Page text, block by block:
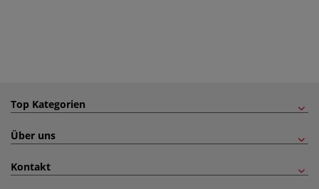
Top Kategorien
Über uns
Kontakt